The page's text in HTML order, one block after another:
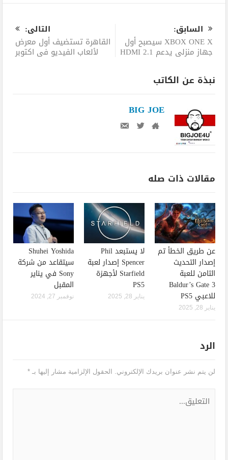
السابق:
XBOX ONE X سيصبح أول
جهاز منزلي يدعم HDMI 2.1
التالى:
القاهرة تستضيف أول معرض
لألعاب الفيديو في اكتوبر
نبذة عن الكاتب
BIG JOE
مقالات ذات صله
عن طريق الخطأ تم
إصدار التحديث
الثامن للعبة
Baldur’s Gate 3
للاعبي PS5
يناير 28, 2025
لا يستبعد Phil
Spencer إصدار لعبة
Starfield لأجهزة
PS5
يناير 28, 2025
Shuhei Yoshida
سيتقاعد من شركة
Sony في يناير
المقبل
نوفمبر 27, 2024
الرد
لن يتم نشر عنوان بريدك الإلكتروني. الحقول الإلزامية مشار إليها بـ*